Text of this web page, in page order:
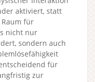
aktiviert, statt
für
nicht nur
sondern auch
für
zur